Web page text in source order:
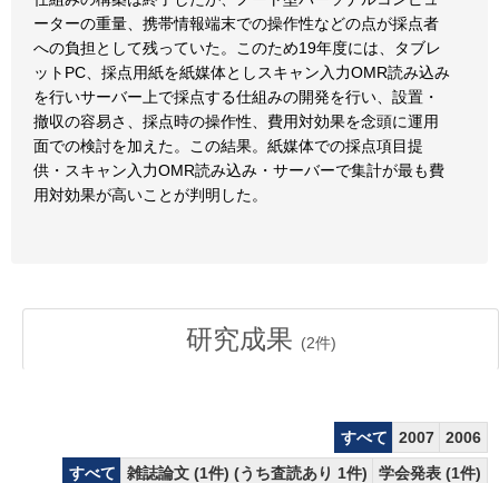
ーターの重量、携帯情報端末での操作性などの点が採点者
への負担として残っていた。このため19年度には、タブレ
ットPC、採点用紙を紙媒体としスキャン入力OMR読み込み
を行いサーバー上で採点する仕組みの開発を行い、設置・
撤収の容易さ、採点時の操作性、費用対効果を念頭に運用
面での検討を加えた。この結果。紙媒体での採点項目提
供・スキャン入力OMR読み込み・サーバーで集計が最も費
用対効果が高いことが判明した。
研究成果 (2件)
すべて 2007
2006
すべて
雑誌論文 (1件) (うち査読あり 1件) 学会発表 (1件)